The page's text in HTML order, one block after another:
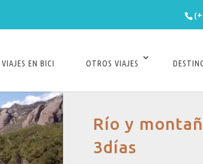
VIAJES EN BICI OTROS VIAJES
Río y
3días